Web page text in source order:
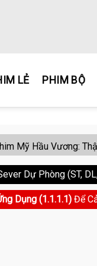
LẺ PHIM BỘ
Mỹ Hầu Vương:
Dự Phòng (ST,
Dụng (1.1.1.1) Để